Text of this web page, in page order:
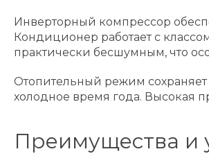
Инверторный компрессор
Кондиционер работает с
практически бесшумным, что
Отопительный режим сохраняет
холодное время года. Высокая
Преимущества и